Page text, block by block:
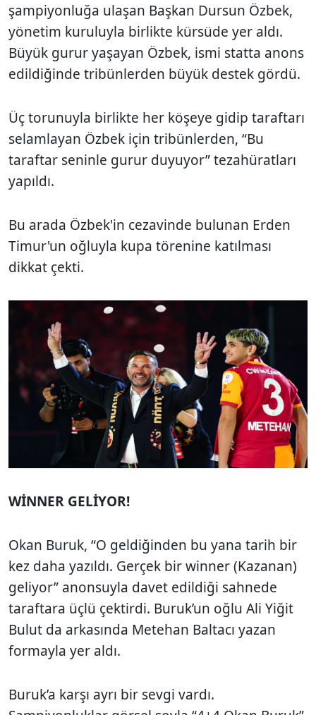
şampiyonluğa ulaşan Başkan Dursun Özbek,
yönetim kuruluyla birlikte kürsüde yer aldı.
Büyük gurur yaşayan Özbek, ismi statta anons
edildiğinde tribünlerden büyük destek gördü.
Üç torunuyla birlikte her köşeye gidip taraftarı
selamlayan Özbek için tribünlerden, “Bu
taraftar seninle gurur duyuyor” tezahüratları
yapıldı.
Bu arada Özbek'in cezavinde bulunan Erden
Timur'un oğluyla kupa törenine katılması
dikkat çekti.
WİNNER GELİYOR!
Okan Buruk, “O geldiğinden bu yana tarih bir
kez daha yazıldı. Gerçek bir winner (Kazanan)
geliyor” anonsuyla davet edildiği sahnede
taraftara üçlü çektirdi. Buruk’un oğlu Ali Yiğit
Bulut da arkasında Metehan Baltacı yazan
formayla yer aldı.
Buruk’a karşı ayrı bir sevgi vardı.